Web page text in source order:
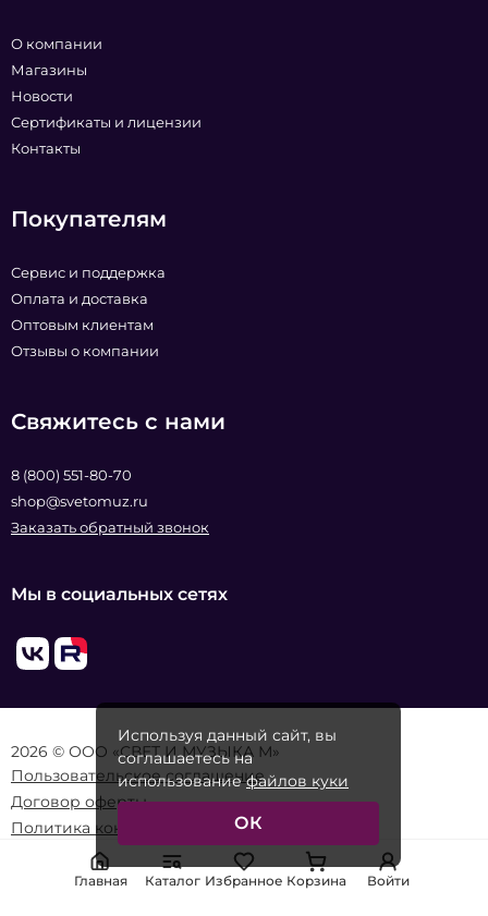
О компании
Магазины
Новости
Сертификаты и лицензии
Контакты
Покупателям
Сервис и поддержка
Оплата и доставка
Оптовым клиентам
Отзывы о компании
Свяжитесь с нами
8 (800) 551-80-70
shop@svetomuz.ru
Заказать обратный звонок
Мы в социальных сетях
2026 © ООО «СВЕТ И МУЗЫКА М»
Пользовательское соглашение
Договор оферты
Политика конфиденциальности
Главная Каталог Избранное Корзина Войти
Используя данный сайт, вы
соглашаетесь на
использованиефайлов куки
ОК